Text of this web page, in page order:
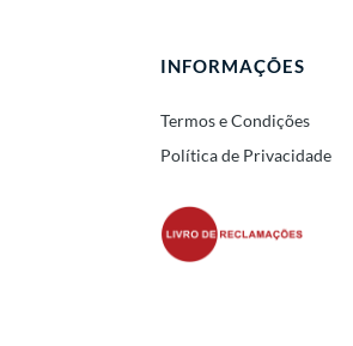
INFORMAÇÕES
Termos e Condições
Política de Privacidade